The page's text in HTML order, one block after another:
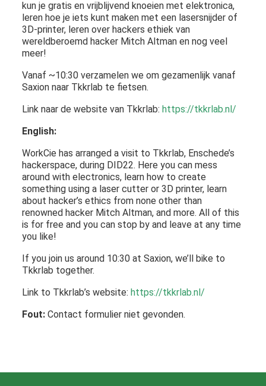
kun je gratis en vrijblijvend knoeien met elektronica,
leren hoe je iets kunt maken met een lasersnijder of
3D-printer, leren over hackers ethiek van
wereldberoemd hacker Mitch Altman en nog veel
meer!
Vanaf ~10:30 verzamelen we om gezamenlijk vanaf
Saxion naar Tkkrlab te fietsen.
Link naar de website van Tkkrlab:https://tkkrlab.nl/
English:
WorkCie has arranged a visit to Tkkrlab, Enschede’s
hackerspace, during DID22. Here you can mess
around with electronics, learn how to create
something using a laser cutter or 3D printer, learn
about hacker’s ethics from none other than
renowned hacker Mitch Altman, and more. All of this
is for free and you can stop by and leave at any time
you like!
If you join us around 10:30 at Saxion, we’ll bike to
Tkkrlab together.
Link to Tkkrlab’s website:https://tkkrlab.nl/
Fout: Contact formulier niet gevonden.